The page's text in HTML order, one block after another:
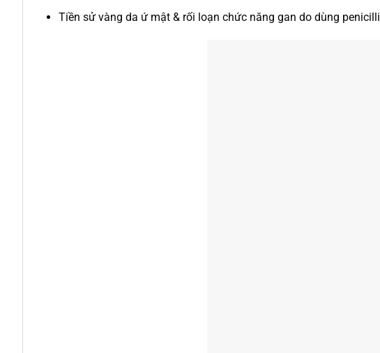
Tiền sử vàng da ứ mật & rối loạn chức năng gan do dùng penicilli